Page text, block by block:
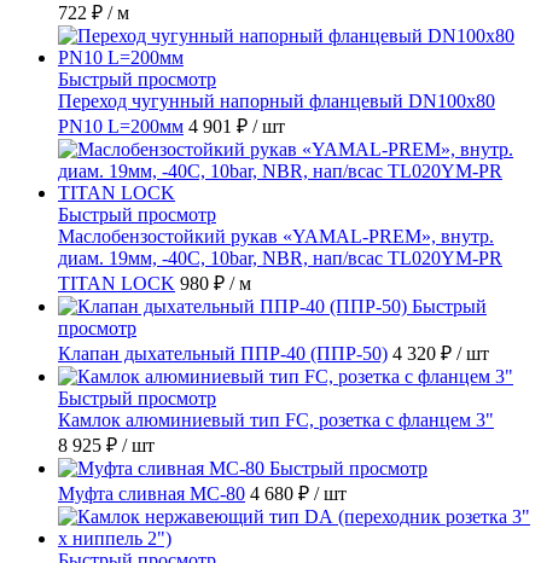
722 ₽ / м
Быстрый просмотр
Переход чугунный напорный фланцевый DN100х80
PN10 L=200мм 4 901 ₽ / шт
Быстрый просмотр
Маслобензостойкий рукав «YAMAL-PREM», внутр.
диам. 19мм, -40C, 10bar, NBR, нап/всас TL020YM-PR
TITAN LOCK 980 ₽ / м
Быстрый
просмотр
Клапан дыхательный ППР-40 (ППР-50) 4 320 ₽ / шт
Быстрый просмотр
Камлок алюминиевый тип FC, розетка с фланцем 3"
8 925 ₽ / шт
Быстрый просмотр
Муфта сливная МС-80 4 680 ₽ / шт